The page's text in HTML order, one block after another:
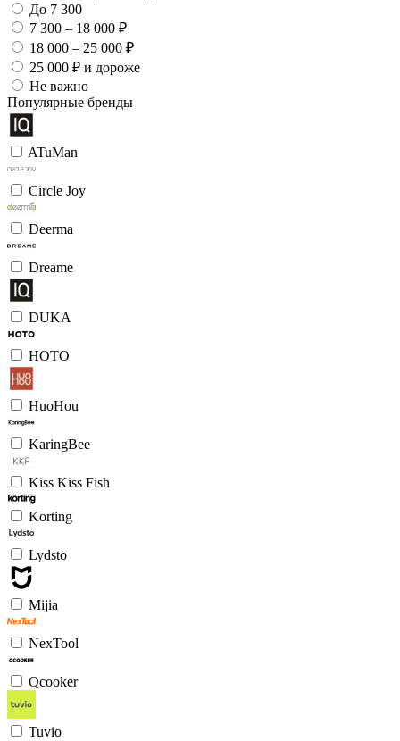
До 7 300
7 300 – 18 000 ₽
18 000 – 25 000 ₽
25 000 ₽ и дороже
Не важно
Популярные бренды
ATuMan
Circle Joy
Deerma
Dreame
DUKA
HOTO
HuoHou
KaringBee
Kiss Kiss Fish
Korting
Lydsto
Mijia
NexTool
Qcooker
Tuvio